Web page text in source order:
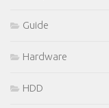
Guide
Hardware
HDD